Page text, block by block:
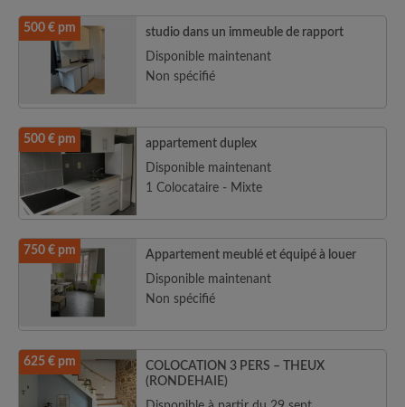
500 € pm
studio dans un immeuble de rapport
Disponible maintenant
Non spécifié
500 € pm
appartement duplex
Disponible maintenant
1 Colocataire - Mixte
750 € pm
Appartement meublé et équipé à louer
Disponible maintenant
Non spécifié
625 € pm
COLOCATION 3 PERS – THEUX
(RONDEHAIE)